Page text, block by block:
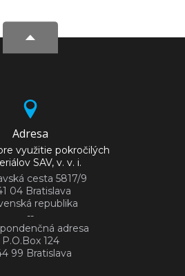
Adresa
využitie pokročilých
SAV, v. v. i.
cesta 5817/9
04 Bratislava
republika
--
adresa
P.O.Box 124
99 Bratislava